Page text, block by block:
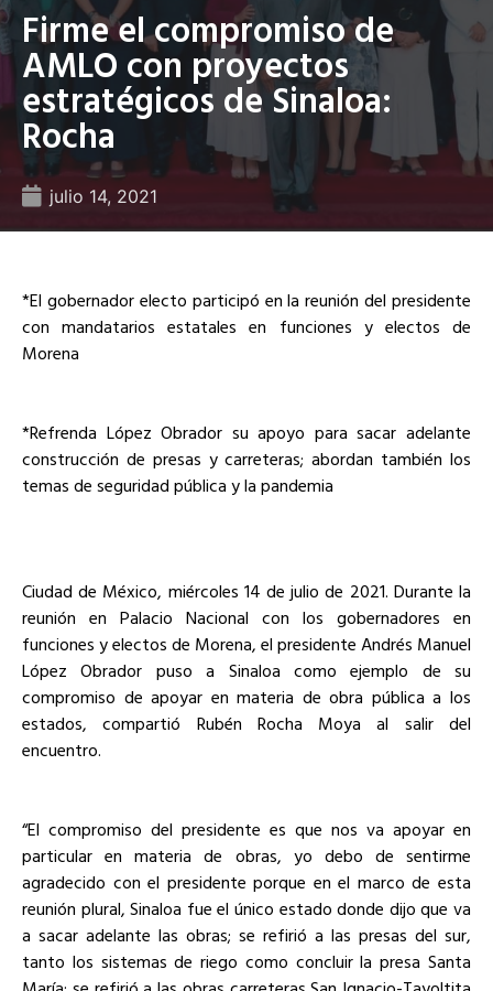
Firme el compromiso de
AMLO con proyectos
estratégicos de Sinaloa:
Rocha
julio 14, 2021
*El gobernador electo participó en la reunión del presidente
con mandatarios estatales en funciones y electos de
Morena
*Refrenda López Obrador su apoyo para sacar adelante
construcción de presas y carreteras; abordan también los
temas de seguridad pública y la pandemia
Ciudad de México, miércoles 14 de julio de 2021. Durante la
reunión en Palacio Nacional con los gobernadores en
funciones y electos de Morena, el presidente Andrés Manuel
López Obrador puso a Sinaloa como ejemplo de su
compromiso de apoyar en materia de obra pública a los
estados, compartió Rubén Rocha Moya al salir del
encuentro.
“El compromiso del presidente es que nos va apoyar en
particular en materia de obras, yo debo de sentirme
agradecido con el presidente porque en el marco de esta
reunión plural, Sinaloa fue el único estado donde dijo que va
a sacar adelante las obras; se refirió a las presas del sur,
tanto los sistemas de riego como concluir la presa Santa